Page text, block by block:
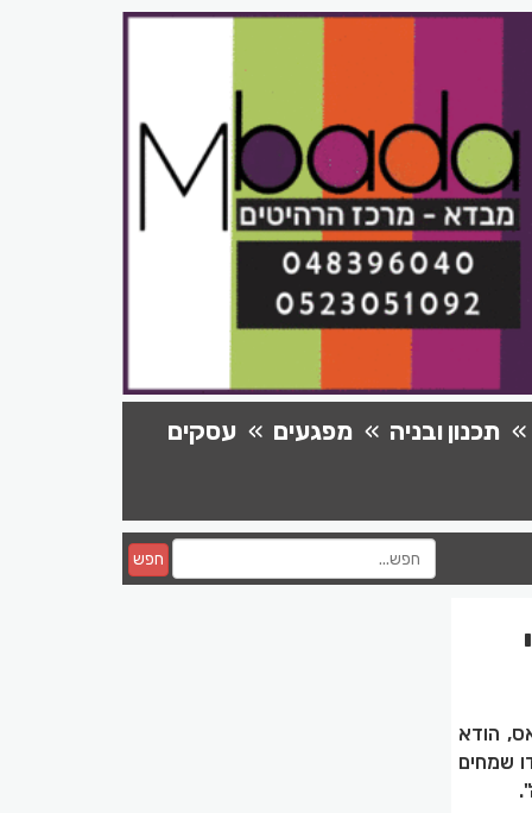
תכנון ובניה מפגעים
עסקים
חפש
הודא
שמחים